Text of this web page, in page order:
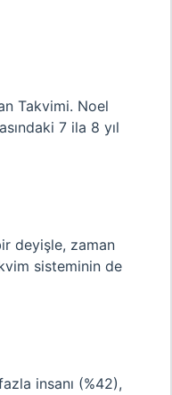
Takvimi. Noel
7 ila 8 yıl
deyişle, zaman
sisteminin de
insanı (%42),